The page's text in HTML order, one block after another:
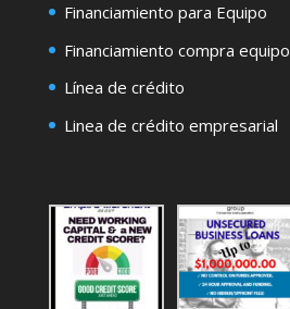
Financiamiento para Equipo
Financiamiento compra equipo
Línea de crédito
Linea de crédito empresarial